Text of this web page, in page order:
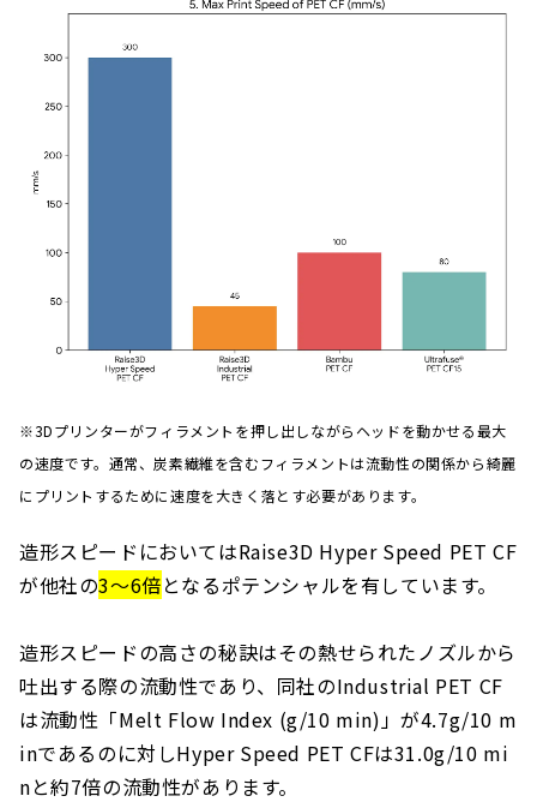
※3Dプリンターがフィラメントを押し出しながらヘッドを動かせる最大
の速度です。通常、炭素繊維を含むフィラメントは流動性の関係から綺麗
にプリントするために速度を大きく落とす必要があります。
造形スピードにおいてはRaise3D Hyper Speed PET CF
が他社の3〜6倍となるポテンシャルを有しています。
造形スピードの高さの秘訣はその熱せられたノズルから
吐出する際の流動性であり、同社のIndustrial PET CF
は流動性「Melt Flow Index (g/10 min)」が4.7g/10 m
inであるのに対しHyper Speed PET CFは31.0g/10 mi
nと約7倍の流動性があります。